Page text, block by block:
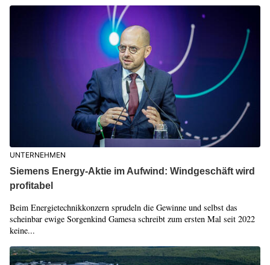
UNTERNEHMEN
Siemens Energy-Aktie im Aufwind: Windgeschäft wird
profitabel
Beim Energietechnikkonzern sprudeln die Gewinne und selbst das
scheinbar ewige Sorgenkind Gamesa schreibt zum ersten Mal seit 2022
keine...